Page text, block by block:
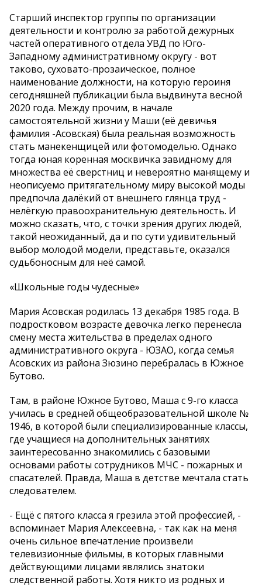
Старший инспектор группы по организации
деятельности и контролю за работой дежурных
частей оперативного отдела УВД по Юго-
Западному административному округу - вот
таково, суховато-прозаическое, полное
наименование должности, на которую героиня
сегодняшней публикации была выдвинута весной
2020 года. Между прочим, в начале
самостоятельной жизни у Маши (её девичья
фамилия -Асовская) была реальная возможность
стать манекенщицей или фотомоделью. Однако
тогда юная коренная москвичка завидному для
множества её сверстниц и невероятно манящему и
неописуемо притягательному миру высокой моды
предпочла далёкий от внешнего глянца труд -
нелёгкую правоохранительную деятельность. И
можно сказать, что, с точки зрения других людей,
такой неожиданный, да и по сути удивительный
выбор молодой модели, представьте, оказался
судьбоносным для неё самой.
«Школьные годы чудесные»
Мария Асовская родилась 13 декабря 1985 года. В
подростковом возрасте девочка легко перенесла
смену места жительства в пределах одного
административного округа - ЮЗАО, когда семья
Асовских из района Зюзино перебралась в Южное
Бутово.
Там, в районе Южное Бутово, Маша с 9-го класса
училась в средней общеобразовательной школе №
1946, в которой были специализированные классы,
где учащиеся на дополнительных занятиях
заинтересованно знакомились с базовыми
основами работы сотрудников МЧС - пожарных и
спасателей. Правда, Маша в детстве мечтала стать
следователем.
- Ещё с пятого класса я грезила этой профессией, -
вспоминает Мария Алексеевна, - так как на меня
очень сильное впечатление произвели
телевизионные фильмы, в которых главными
действующими лицами являлись знатоки
следственной работы. Хотя никто из родных и